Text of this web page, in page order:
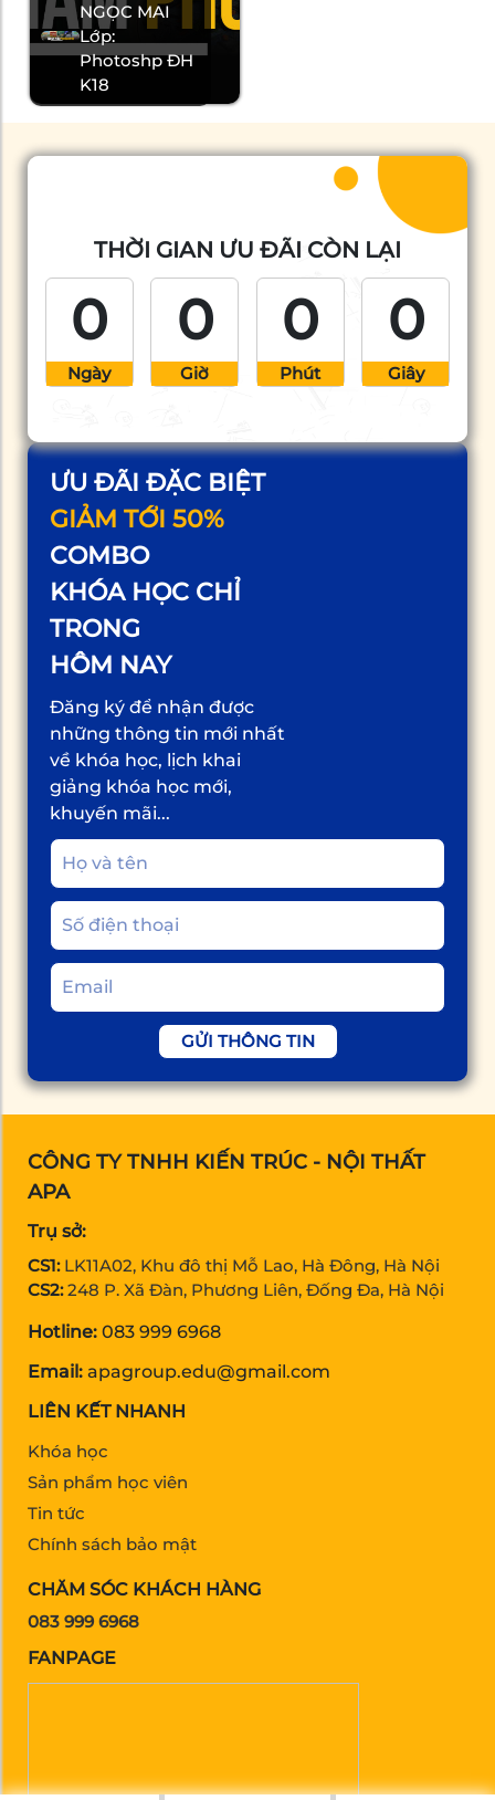
NGỌC MAI
Lớp:
Photoshp ĐH
K18
ƯU ĐÃI ĐẶC BIỆT
GIẢM TỚI 50%
COMBO
KHÓA HỌC CHỈ
TRONG
HÔM NAY
Đăng ký để nhận được
những thông tin mới nhất
về khóa học, lịch khai
giảng khóa học mới,
khuyến mãi...
GỬI THÔNG TIN
THỜI GIAN ƯU ĐÃI CÒN LẠI
0
Ngày
0
Giờ
0
Phút
0
Giây
CÔNG TY TNHH KIẾN TRÚC - NỘI THẤT
APA
Trụ sở:
CS1: LK11A02, Khu đô thị Mỗ Lao, Hà Đông, Hà Nội
CS2: 248 P. Xã Đàn, Phương Liên, Đống Đa, Hà Nội
Hotline: 083 999 6968
Email: apagroup.edu@gmail.com
LIÊN KẾT NHANH
Khóa học
Sản phẩm học viên
Tin tức
Chính sách bảo mật
CHĂM SÓC KHÁCH HÀNG
083 999 6968
FANPAGE